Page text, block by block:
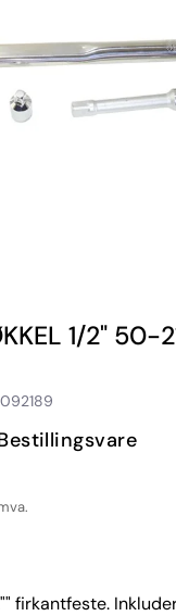
1/2" 50-
firkantfeste.